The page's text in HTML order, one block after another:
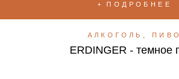
ПОДРОБНЕЕ
АЛКОГОЛЬ ПИВО
ERDINGER - темное